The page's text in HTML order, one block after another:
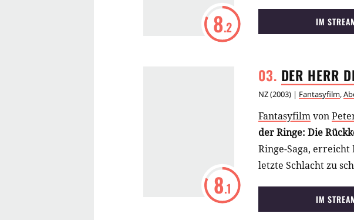
8.2 IM
DER HERR
NZ(2003) | Fantasyfilm,
8.1
Fantasyfilmvon
der Ringe: Die
Ringe-Saga,
letzte Schlacht zu
IM